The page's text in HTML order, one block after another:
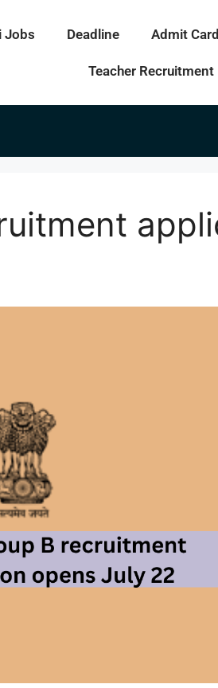
Jobs Deadline Admit Card
Teacher Recruitment